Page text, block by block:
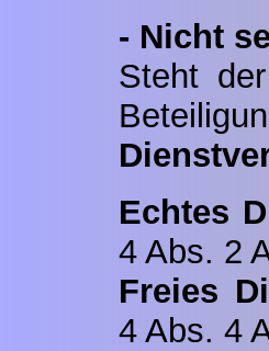
- Nicht
Steht
Echtes
4 Abs. 2
Freies
4 Abs. 4